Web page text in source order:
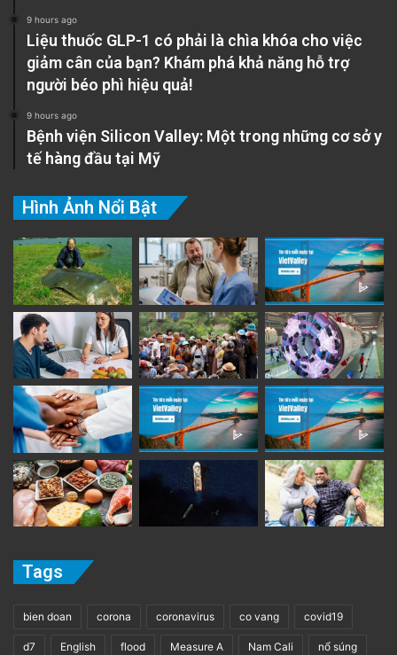
9 hours ago
Liệu thuốc GLP-1 có phải là chìa khóa cho việc
giảm cân của bạn? Khám phá khả năng hỗ trợ
người béo phì hiệu quả!
9 hours ago
Bệnh viện Silicon Valley: Một trong những cơ sở y
tế hàng đầu tại Mỹ
Hình Ảnh Nổi Bật
Tags
bien doan corona coronavirus co vang covid19
d7 English flood Measure A Nam Cali nổ súng